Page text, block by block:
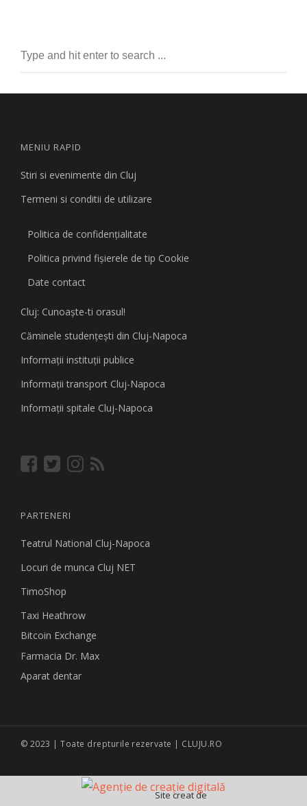
MENIU RAPID
Stiri si evenimente din Cluj
Termeni si conditii de utilizare
Politica de confidențialitate
Politica privind fişierele de tip Cookie
Date contact
Cluj: Cunoaşte-ti orasul!
Căminele studenţeşti din Cluj-Napoca
Informaţii instituţii publice
Informaţii transport Cluj-Napoca
Informaţii spitale Cluj-Napoca
PARTENERI
Teatrul National Cluj-Napoca
Locuri de munca Cluj NET
TimoShop
Taxi Heathrow
Bitcoin Exchange
Farmacia Dr. Max
Aparat dentar
© 2023 | Toate drepturile rezervate | CLUJU.RO
Site creat de